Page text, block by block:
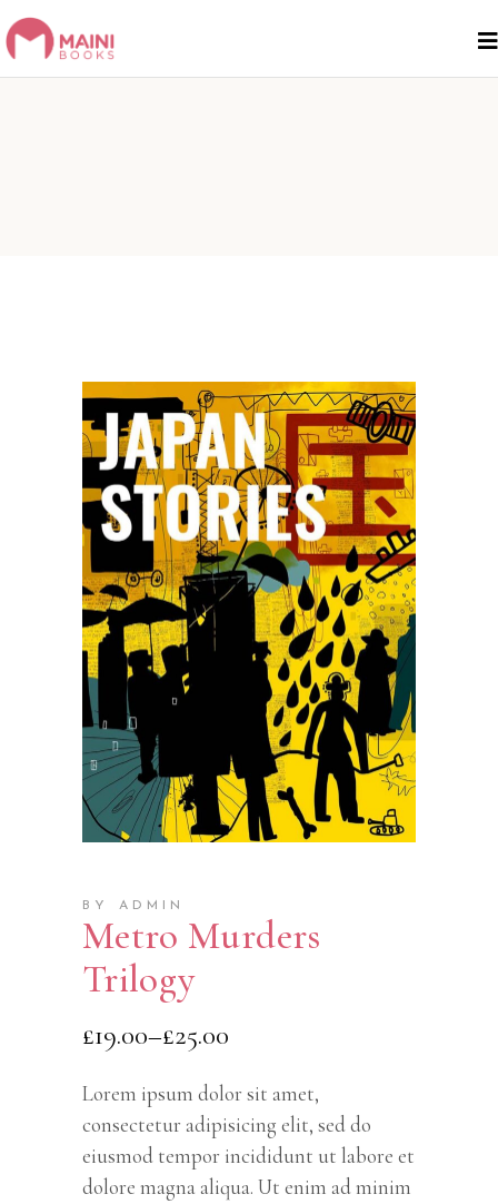
BY ADMIN
Metro Murders
Trilogy
£19.00–£25.00
Lorem ipsum dolor sit amet,
consectetur adipisicing elit, sed do
eiusmod tempor incididunt ut labore et
dolore magna aliqua. Ut enim ad minim